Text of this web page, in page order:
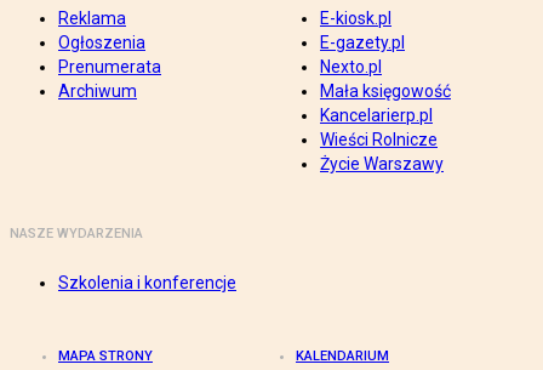
Reklama
Ogłoszenia
Prenumerata
Archiwum
E-kiosk.pl
E-gazety.pl
Nexto.pl
Mała księgowość
Kancelarierp.pl
Wieści Rolnicze
Życie Warszawy
NASZE WYDARZENIA
Szkolenia i konferencje
MAPA STRONY KALENDARIUM